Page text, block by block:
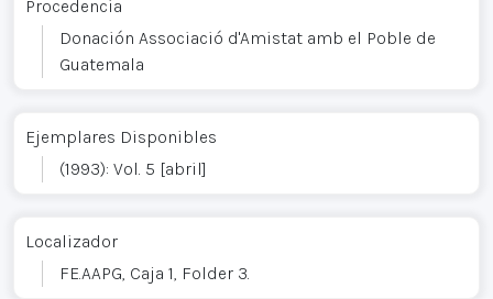
Procedencia
Donación Associació d'Amistat amb el Poble de
Guatemala
Ejemplares Disponibles
(1993): Vol. 5 [abril]
Localizador
FE.AAPG, Caja 1, Folder 3.